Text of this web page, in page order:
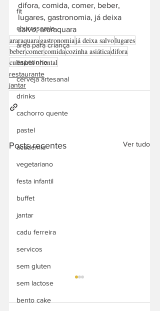
fit
churrascaria
área para criança
espetinho
cerveja artesanal
drinks
cachorro quente
pastel
academia
vegetariano
festa infantil
buffet
jantar
cadu ferreira
servicos
sem gluten
sem lactose
bento cake
difora, comida, comer, beber,
lugares, gastronomia, já deixa
salvo, araraquara
araraquaragastronomiajá deixa salvolugares
bebercomercomidacozinha asiáticadifora
culinária oriental
restaurante
jantar
Posts recentes Ver tudo